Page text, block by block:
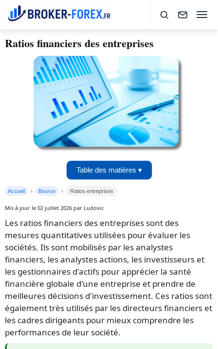
Ratios financiers des entreprises
Table des matières ▾
Accueil Bourse Ratios entreprises
Mis à jour le 02 juillet 2026 par Ludovic
Les ratios financiers des entreprises sont des
mesures quantitatives utilisées pour évaluer les
sociétés. Ils sont mobilisés par les analystes
financiers, les analystes actions, les investisseurs et
les gestionnaires d'actifs pour apprécier la santé
financière globale d'une entreprise et prendre de
meilleures décisions d'investissement. Ces ratios sont
également très utilisés par les directeurs financiers et
les cadres dirigeants pour mieux comprendre les
performances de leur société.